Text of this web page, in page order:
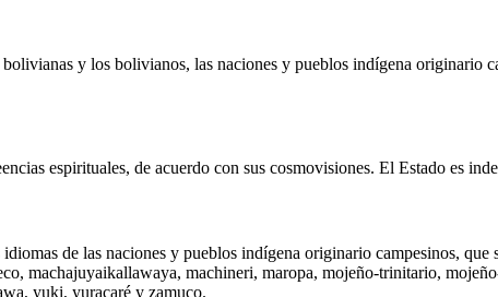
y los bolivianos, las naciones y pueblos indígena originario
espirituales, de acuerdo con sus cosmovisiones. El Estado es
de las naciones y pueblos indígena originario campesinos,
machajuyaikallawaya, machineri, maropa, mojeño-trinitario,
yuki, yuracaré y zamuco.